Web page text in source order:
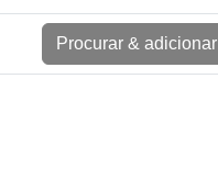
Procurar & adicionar